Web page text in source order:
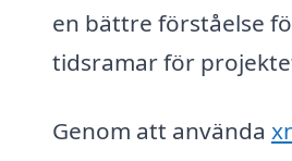
en bättre förståelse
tidsramar för
Genom att använda